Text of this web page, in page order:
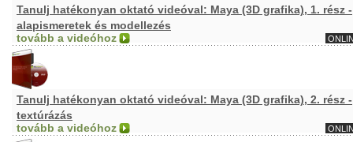
Tanulj hatékonyan oktató videóval: Maya (3D grafika), 1. rész -
alapismeretek és modellezés
tovább a videóhoz
Tanulj hatékonyan oktató videóval: Maya (3D grafika), 2. rész -
textúrázás
tovább a videóhoz